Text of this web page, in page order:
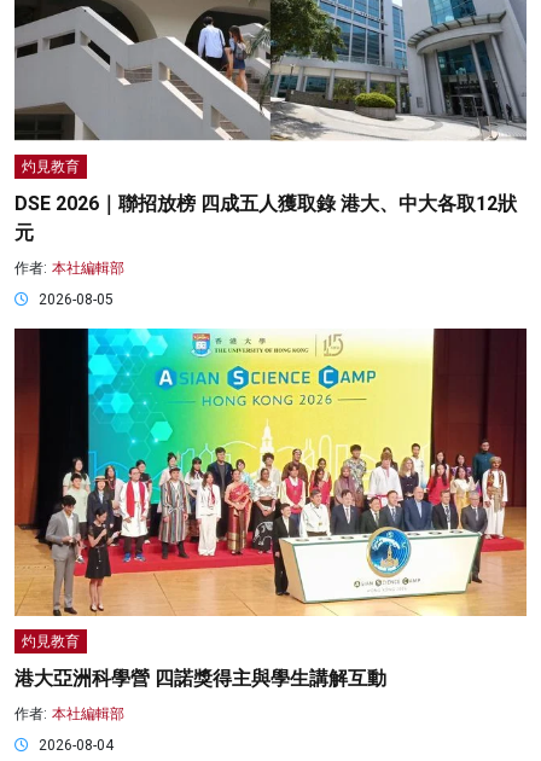
灼見教育
DSE 2026｜聯招放榜 四成五人獲取錄 港大、中大各取12狀
元
作者: 本社編輯部
2026-08-05
灼見教育
港大亞洲科學營 四諾獎得主與學生講解互動
作者: 本社編輯部
2026-08-04